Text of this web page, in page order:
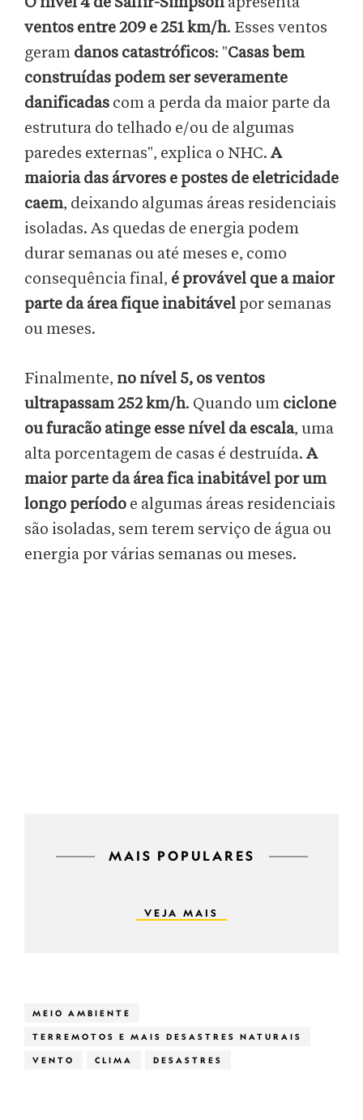
ventos entre 209 e 251 km/h. Esses ventos
geram danos catastróficos: "Casas bem
construídas podem ser severamente
danificadas com a perda da maior parte da
estrutura do telhado e/ou de algumas
paredes externas", explica o NHC. A
maioria das árvores e postes de eletricidade
caem, deixando algumas áreas residenciais
isoladas. As quedas de energia podem
durar semanas ou até meses e, como
consequência final, é provável que a maior
parte da área fique inabitável por semanas
ou meses.
Finalmente, no nível 5, os ventos
ultrapassam 252 km/h. Quando um ciclone
ou furacão atinge esse nível da escala, uma
alta porcentagem de casas é destruída. A
maior parte da área fica inabitável por um
longo período e algumas áreas residenciais
são isoladas, sem terem serviço de água ou
energia por várias semanas ou meses.
MAIS POPULARES
VEJA MAIS
MEIO AMBIENTE
TERREMOTOS E MAIS DESASTRES NATURAIS
VENTO CLIMA DESASTRES